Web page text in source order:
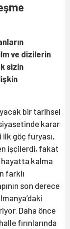
ve dizilerin
sizin
bir tarihsel
karar
ilk göç furyası,
işçilerdi, fakat
hayatta kalma
farklı
son derece
Daha önce
fırınlarında